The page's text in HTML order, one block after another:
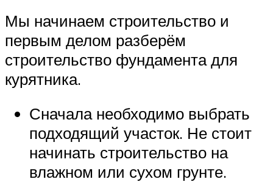
Мы начинаем строительство и
первым делом разберём
строительство фундамента для
курятника.
Сначала необходимо выбрать
подходящий участок. Не стоит
начинать строительство на
влажном или сухом грунте.